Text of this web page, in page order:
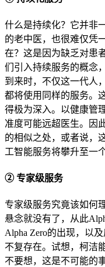
什么是持续化？它并非
的老中医，也很难仅凭
在？这是因为缺乏对患
们引入持续服务的概念
到来时，不仅这一代人
都将使用同样的服务。
得极为深入。以健康管
准度可能远超医生。因
的相似之处，或者说，
工智能服务将攀升至一
② 专家级服务
专家级服务究竟该如何
悬念就没有了，从此
Alpha Zero的出现，以
不复存在。试想，柯洁
不要想，这是不可能的